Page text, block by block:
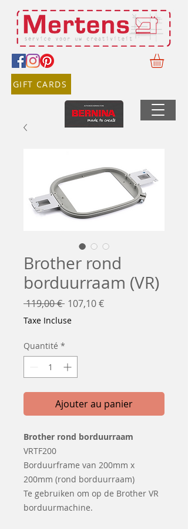
GIFT CARDS
Brother rond
borduurraam (VR)
119,00 € Prix
original
107,10 €Prix
Taxe Incluse
Quantité *
Ajouter au panier
Brother rond borduurraam
VRTF200
Borduurframe van 200mm x
200mm (rond borduurraam)
Te gebruiken om op de Brother VR
borduurmachine.